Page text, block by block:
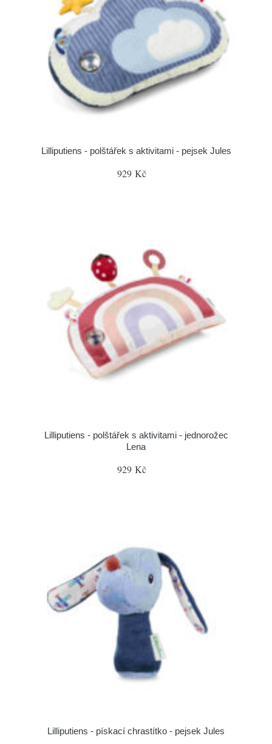
Lilliputiens - polštářek s aktivitami - pejsek Jules
929 Kč
Lilliputiens - polštářek s aktivitami - jednorožec
Lena
929 Kč
Lilliputiens - pískací chrastítko - pejsek Jules